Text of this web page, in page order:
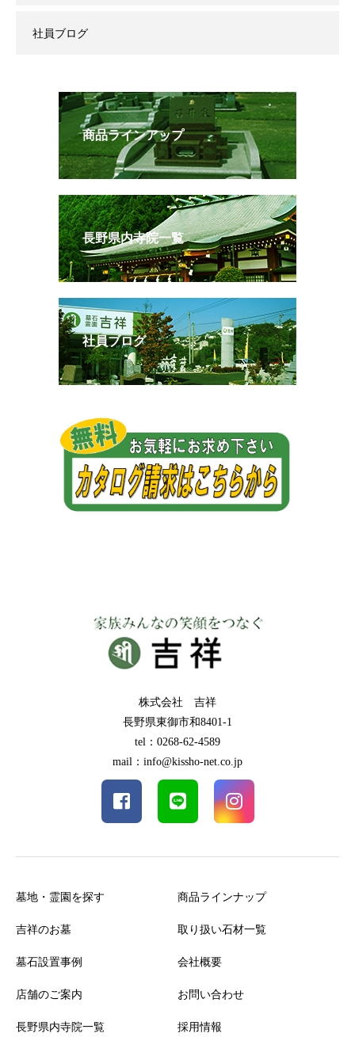
社員ブログ
商品ラインアップ
長野県内寺院一覧
社員ブログ
株式会社 吉祥
長野県東御市和8401-1
tel：0268-62-4589
mail：info@kissho-net.co.jp
墓地・霊園を探す
吉祥のお墓
墓石設置事例
店舗のご案内
長野県内寺院一覧
商品ラインナップ
取り扱い石材一覧
会社概要
お問い合わせ
採用情報